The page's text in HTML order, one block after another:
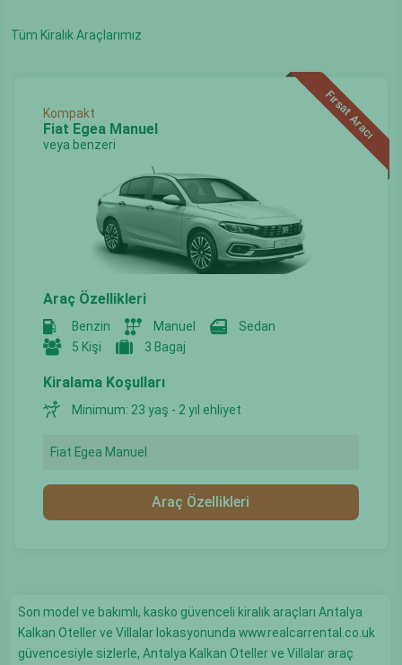
Tüm Kiralık Araçlarımız
Fırsat Aracı
Kompakt
Fiat Egea Manuel
veya benzeri
Araç Özellikleri
Benzin Manuel
Sedan
5 Kişi
3 Bagaj
Kiralama Koşulları
Minimum: 23 yaş - 2 yıl ehliyet
Fiat Egea Manuel
Araç Özellikleri
Son model ve bakımlı, kasko güvenceli kiralık araçları Antalya
Kalkan Oteller ve Villalar lokasyonunda www.realcarrental.co.uk
güvencesiyle sizlerle, Antalya Kalkan Oteller ve Villalar araç